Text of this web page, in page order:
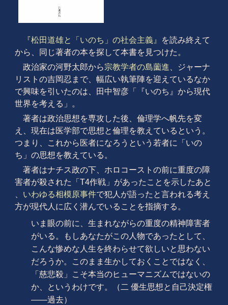
『松田道雄と「いのち」の社会主義』
を読み終えて
から、同じ著者の本を探して本書を見つけた。
政治家の河野太郎から宗教学者の島薗進 、ジャーナ
リストの吉岡忍まで、幅広い執筆陣を迎えているなか
で興味を引いたのは、田中智彦「『いのち』から現代
世界を考える」。
著者は政治思想を専攻した後、倫理学へ帆先を変
え、現在は医学部で思想と倫理を教えているという。
つまり、これから医者になろうという若者に「いの
ち」の思想を教えている。
著者はナチス政の下、ホロコーストの前に重度の障
害者が殺された「T4作戦」があったことを示したあと
いわゆる相模原事件で犯人が語ったと言われる考え
方が現代人に広く潜んでいることを指摘する。
いま眼の前に、生まれながらの重度の精神障害者
がいる。もしあなたがこの人物であったとして、
こんな惨めな人生を終わらせて欲しいと思わない
だろうか。このまま生かしておくことではなく、
「慈悲殺」こそ本当のヒューマニズムではないの
か、というわけです。（二 優生思想と自己決定権
——過去）